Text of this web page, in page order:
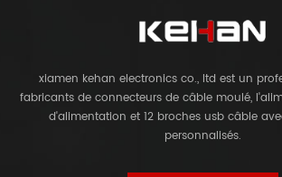
xiamen kehan electronics co., ltd est un
fabricants de connecteurs de câble moulé,
d'alimentation et 12 broches usb câble
personnalisés.